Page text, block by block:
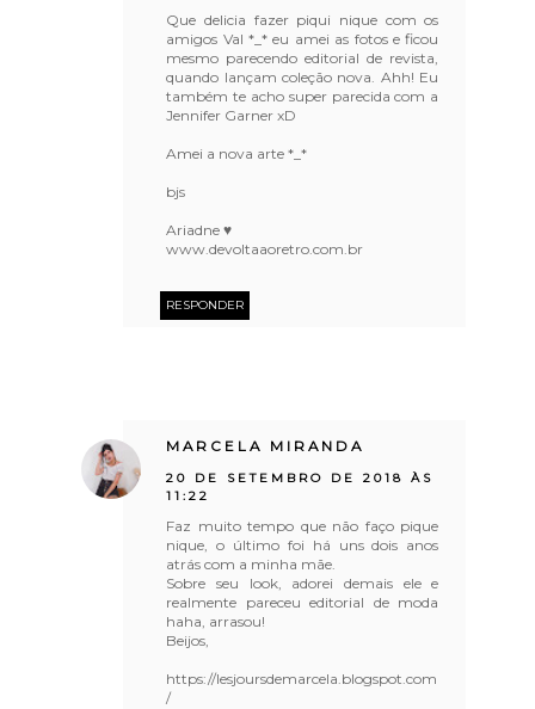
Que delicia fazer piqui nique com os
amigos Val *_* eu amei as fotos e ficou
mesmo parecendo editorial de revista,
quando lançam coleção nova. Ahh! Eu
também te acho super parecida com a
Jennifer Garner xD
Amei a nova arte *_*
bjs
Ariadne ♥
www.devoltaaoretro.com.br
RESPONDER
MARCELA MIRANDA
20 DE SETEMBRO DE 2018 ÀS
11:22
Faz muito tempo que não faço pique
nique, o último foi há uns dois anos
atrás com a minha mãe.
Sobre seu look, adorei demais ele e
realmente pareceu editorial de moda
haha, arrasou!
Beijos,
https://lesjoursdemarcela.blogspot.com
/